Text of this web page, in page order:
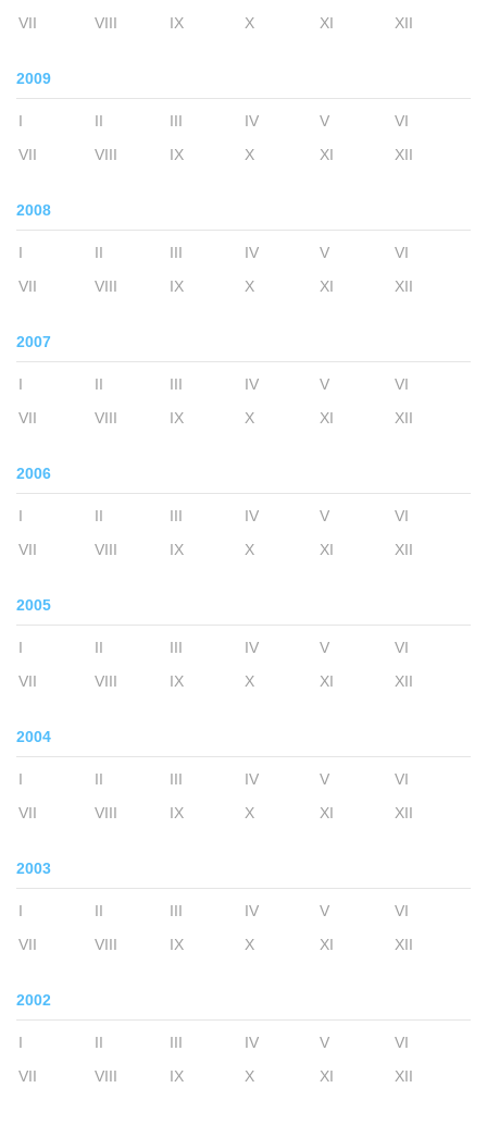
VII
VIII IX X XI XII
2009
I II III IV V
VI
VII
VIII IX X XI XII
2008
I II III IV V
VI
VII
VIII IX X XI XII
2007
I II III IV V
VI
VII
VIII IX X XI XII
2006
I II III IV V
VI
VII
VIII IX X XI XII
2005
I II III IV V
VI
VII
VIII IX X XI XII
2004
I II III IV V
VI
VII
VIII IX X XI XII
2003
I II III IV V
VI
VII
VIII IX X XI XII
2002
I II III IV V
VI
VII
VIII IX X XI XII